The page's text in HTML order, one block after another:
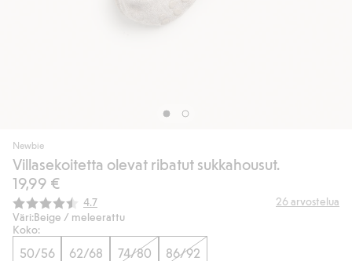
Newbie
Villasekoitetta olevat ribatut sukkahousut.
19,99 €
Keskimääräinen luokitus:
4.7 26 arvostelua
Väri:Beige / meleerattu
Koko:
50/56 62/68 74/80 86/92